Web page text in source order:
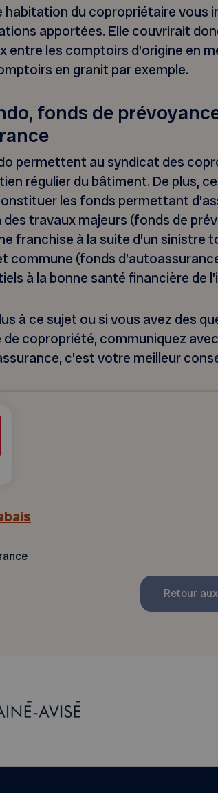
habitation du copropriétaire vous
apportées. Elle couvrirait
entre les comptoirs d’origine en
en granit par exemple.
fonds de
permettent au syndicat des
régulier du bâtiment. De plus,
les fonds permettant
des travaux majeurs (fonds de
franchise à la suite d’un sinistre
commune (fonds
à la bonne santé financière de
à ce sujet ou si vous avez des
copropriété, communiquez
c’est votre meilleur
Retour